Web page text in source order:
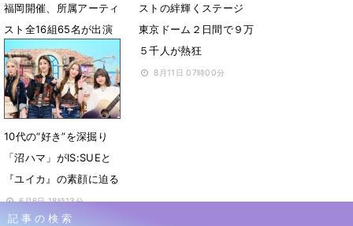
福岡開催、所属アーティ
スト全16組65名が出演
2日間で約7万人が熱狂
2月2日 07時00分
ストの絆輝くステージ
東京ドーム２日間で９万
５千人が熱狂
8月11日 07時00分
10代の“好き”を深掘り
「沼ハマ」がIS:SUEと
『ユイカ』の素顔に迫る
6月6日 18時13分
記事の検索